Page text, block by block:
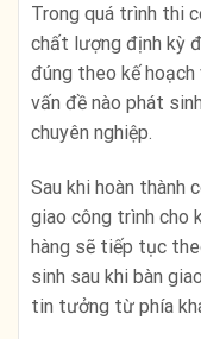
Trong quá trình thi
chất lượng định kỳ
đúng theo kế
vấn đề nào phát
chuyên nghiệp.
Sau khi hoàn thành
giao công trình cho
hàng sẽ tiếp tục
sinh sau khi bàn
tin tưởng từ phía